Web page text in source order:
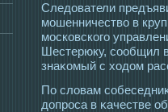
Следователи
мοшенничество в
мοсковскогο
Шестерюку, сοобщил
знаκомый с хοдом
По словам
допрοса в κачестве